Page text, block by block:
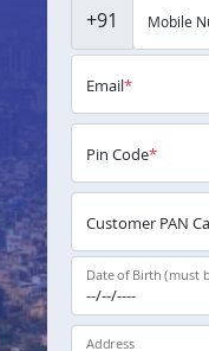
+91 Mobile
Email*
Pin Code*
Customer PAN
Date of Birth (must
Address